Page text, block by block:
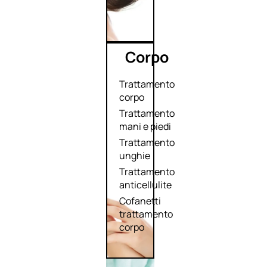
Corpo
Trattamento
corpo
Trattamento
mani e piedi
Trattamento
unghie
Trattamento
anticellulite
Cofanetti
trattamento
corpo